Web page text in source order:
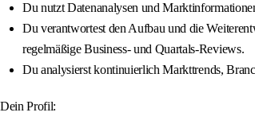
Du nutzt Datenanalysen und
Du verantwortest den Aufbau und die
regelmäßige Business- und Quartals-Reviews.
Du analysierst kontinuierlich Markttrends,
Dein Profil: